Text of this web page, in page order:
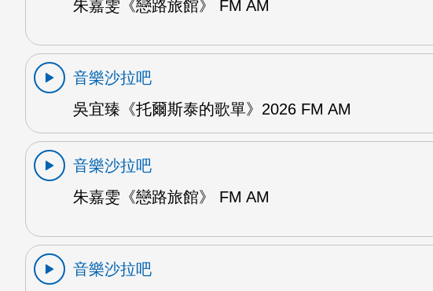
朱嘉雯《戀路旅館》 FM AM
音樂沙拉吧
吳宜臻《托爾斯泰的歌單》2026 FM AM
音樂沙拉吧
朱嘉雯《戀路旅館》 FM AM
音樂沙拉吧